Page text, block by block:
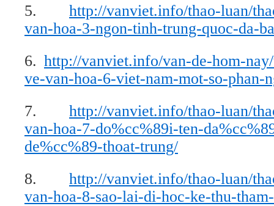
5. http://vanviet.info/thao-luan/
van-hoa-3-ngon-tinh-trung-quoc-da-
6. http://vanviet.info/van-de-hom-
ve-van-hoa-6-viet-nam-mot-so-phan-
7. http://vanviet.info/thao-luan/
van-hoa-7-do%cc%89i-ten-
de%cc%89-thoat-trung/
8. http://vanviet.info/thao-luan/
van-hoa-8-sao-lai-di-hoc-ke-thu-